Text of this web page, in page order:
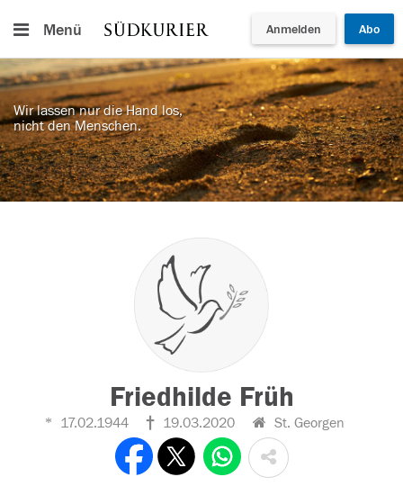
Menü Anmelden Abo
Wir lassen nur die Hand los,
nicht den Menschen.
Friedhilde Früh
17.02.1944 19.03.2020 St. Georgen